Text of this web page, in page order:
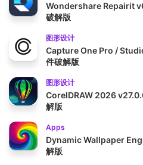
Wondershare Repairit
破解版
图形设计
Capture One Pro /
件破解版
图形设计
CorelDRAW 2026
解版
Apps
Dynamic Wallpaper
解版